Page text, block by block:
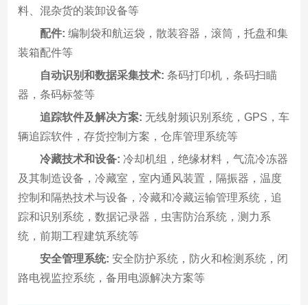
料、混杂货的装卸设备等
配件: 编制袋和航运袋，散装容器，滚筒，托盘和集
装箱配件等
自动识别和数据采集技术: 条码打印机，条码扫瞄
器，条码标签等
追踪软件及解决方案: 无线射频识别系统，GPS，车
辆追踪软件，存货控制方案，仓库管理系统等
冷藏技术和设备: 冷却机组，绝缘材料，气流冷冻器
及其制造设备，冷藏室，室内通风装置，隔振器，温度
控制和隔热技术与设备，冷藏和冷藏运输管理系统，追
踪和识别系统，数据记录器，虫害防治系统，测力系
统，前期工程建筑系统等
安全管理系统: 安全防护系统，防火和检测系统，闭
路电视监控系统，备用电源解决方案等